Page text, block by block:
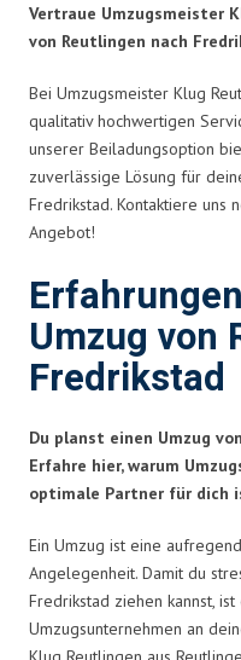
Vertraue Umzugsmeister
von Reutlingen nach
Bei Umzugsmeister Klug
qualitativ hochwertigen
unserer Beiladungsoption
zuverlässige Lösung für
Fredrikstad. Kontaktiere uns
Angebot!
Umzug von
Fredrikstad
Du planst einen Umzug
Erfahre hier, warum
optimale Partner für dich
Ein Umzug ist eine
Angelegenheit. Damit du
Fredrikstad ziehen kannst,
Umzugsunternehmen an